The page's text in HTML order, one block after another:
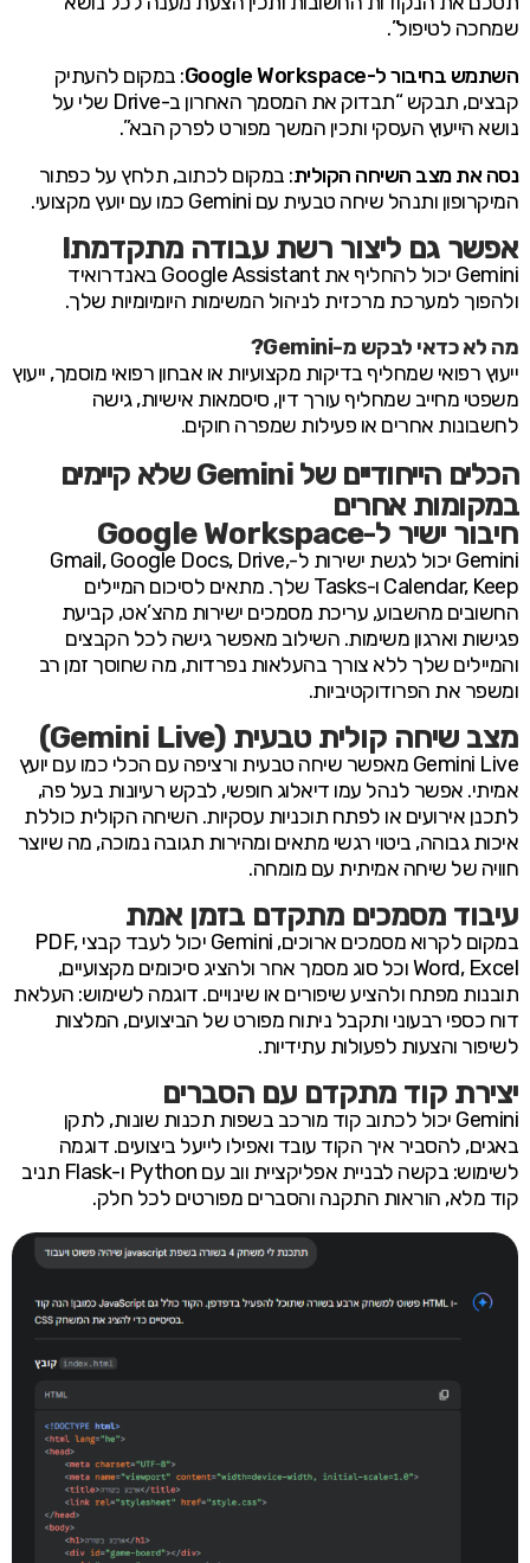
שמחכה לטיפול”.
השתמש בחיבור ל-Google Workspace
: במקום להעתיק
קבצים, תבקש “תבדוק את המסמך האחרון ב-Drive שלי על
נושא הייעוץ העסקי ותכין המשך מפורט לפרק הבא”.
נסה את מצב השיחה הקולית: במקום לכתוב, תלחץ על כפתור
המיקרופון ותנהל שיחה טבעית עם Gemini כמו עם יועץ מקצועי.
אפשר גם ליצור רשת עבודה מתקדמת!
Gemini יכול להחליף את Google Assistant באנדרואיד
ולהפוך למערכת מרכזית לניהול המשימות היומיומיות שלך.
מה לא כדאי לבקש מ-Gemini?
ייעוץ רפואי שמחליף בדיקות מקצועיות או אבחון רפואי מוסמך, ייעוץ
משפטי מחייב שמחליף עורך דין, סיסמאות אישיות, גישה
לחשבונות אחרים או פעילות שמפרה חוקים.
הכלים הייחודיים של Gemini שלא קיימים
במקומות אחרים
חיבור ישיר ל-Google Workspace
Gemini יכול לגשת ישירות ל-Gmail, Google Docs, Drive,
Calendar, Keep ו-Tasks שלך. מתאים לסיכום המיילים
החשובים מהשבוע, עריכת מסמכים ישירות מהצ’אט, קביעת
פגישות וארגון משימות. השילוב מאפשר גישה לכל הקבצים
והמיילים שלך ללא צורך בהעלאות נפרדות, מה שחוסך זמן רב
ומשפר את הפרודוקטיביות.
מצב שיחה קולית טבעית (Gemini Live)
Gemini Live מאפשר שיחה טבעית ורציפה עם הכלי כמו עם יועץ
אמיתי. אפשר לנהל עמו דיאלוג חופשי, לבקש רעיונות בעל פה,
לתכנן אירועים או לפתח תוכניות עסקיות. השיחה הקולית כוללת
איכות גבוהה, ביטוי רגשי מתאים ומהירות תגובה נמוכה, מה שיוצר
חוויה של שיחה אמיתית עם מומחה.
עיבוד מסמכים מתקדם בזמן אמת
במקום לקרוא מסמכים ארוכים, Gemini יכול לעבד קבצי PDF,
Word, Excel וכל סוג מסמך אחר ולהציג סיכומים מקצועיים,
תובנות מפתח ולהציע שיפורים או שינויים. דוגמה לשימוש: העלאת
דוח כספי רבעוני ותקבל ניתוח מפורט של הביצועים, המלצות
לשיפור והצעות לפעולות עתידיות.
יצירת קוד מתקדם עם הסברים
Gemini יכול לכתוב קוד מורכב בשפות תכנות שונות, לתקן
באגים, להסביר איך הקוד עובד ואפילו לייעל ביצועים. דוגמה
לשימוש: בקשה לבניית אפליקציית ווב עם Python ו-Flask תניב
קוד מלא, הוראות התקנה והסברים מפורטים לכל חלק.